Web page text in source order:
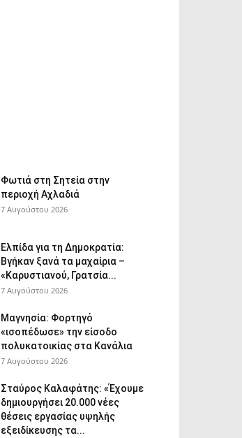
Φωτιά στη Σητεία στην
περιοχή Αχλαδιά
7 Αυγούστου 2026
Ελπίδα για τη Δημοκρατία:
Βγήκαν ξανά τα μαχαίρια –
«Καρυστιανού, Γρατσία...
7 Αυγούστου 2026
Μαγνησία: Φορτηγό
«ισοπέδωσε» την είσοδο
πολυκατοικίας στα Κανάλια
7 Αυγούστου 2026
Σταύρος Καλαφάτης: «Έχουμε
δημιουργήσει 20.000 νέες
θέσεις εργασίας υψηλής
εξειδίκευσης τα...